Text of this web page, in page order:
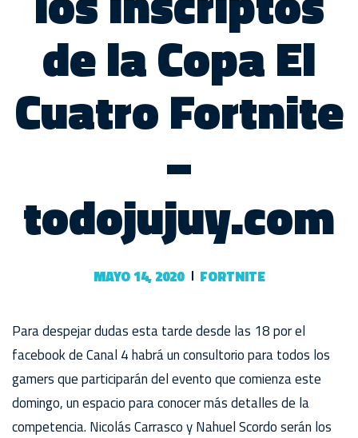
de la Copa El
Cuatro Fortnite
–
todojujuy.com
MAYO 14, 2020 FORTNITE
Para despejar dudas esta tarde desde las 18 por el
facebook de Canal 4 habrá un consultorio para todos los
gamers que participarán del evento que comienza este
domingo, un espacio para conocer más detalles de la
competencia. Nicolás Carrasco y Nahuel Scordo serán los